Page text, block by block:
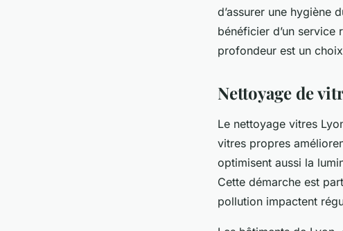
d’assurer une hygiène
bénéficier d’un
profondeur est un
Nettoyage de
Le nettoyage vitres
vitres propres
optimisent aussi la
Cette démarche est
pollution impactent